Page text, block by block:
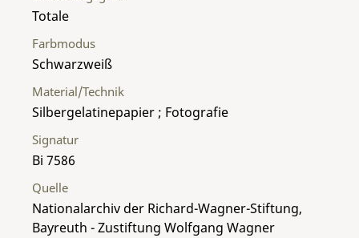
Material/Technik
Silbergelatinepapier ; Fotografie
Totale
Farbmodus
Schwarzweiß
Signatur
Bi 7586
Quelle
Nationalarchiv der Richard-Wagner-Stiftung,
Bayreuth - Zustiftung Wolfgang Wagner